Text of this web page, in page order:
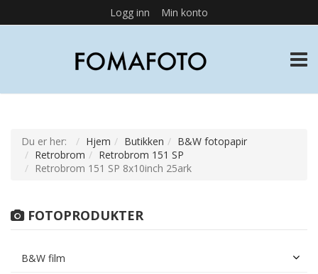
Logg inn Min konto
Du er her: Hjem Butikken
B&W fotopapir
Retrobrom
Retrobrom 151 SP
Retrobrom 151 SP 8x10inch 25ark
FOTOPRODUKTER
B&W film